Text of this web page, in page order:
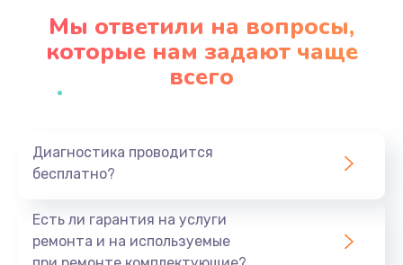
Заказать
Профилактическая чистка
Заказать
Мы ответили на вопросы,
которые нам задают чаще
всего
Диагностика проводится
бесплатно?
Есть ли гарантия на услуги
ремонта и на используемые